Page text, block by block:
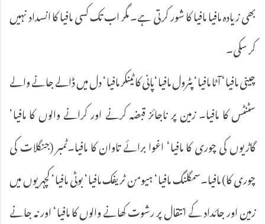
بھی زیادہ مافیا مافیا کا شور کرتی ہے۔ مگر اب تک کسی مافیا کا انسداد نہیں
کر سکی۔
چینی مافیا‘ آٹا مافیا‘ پٹرول مافیا‘پانی کا ٹینکر مافیا‘ دل میں ڈالے جانے والے
سٹنٹس کا مافیا۔ زمین پر ناجائز قبضہ کرنے اور کرانے والوں کا مافیا‘
گاڑیوں کی چوری کا مافیا‘ اغوا برائے تاوان کا مافیا۔ٹمبر (جنگلات کی
چوری کا) مافیا۔سمگلنگ مافیا‘ ہیومن ٹریفک مافیا‘ بوٹی مافیا‘ کچہریوں میں
زمین اور جائداد کے انتقال پر رشوت کھانے والوں کا مافیا‘ اور نہ جانے